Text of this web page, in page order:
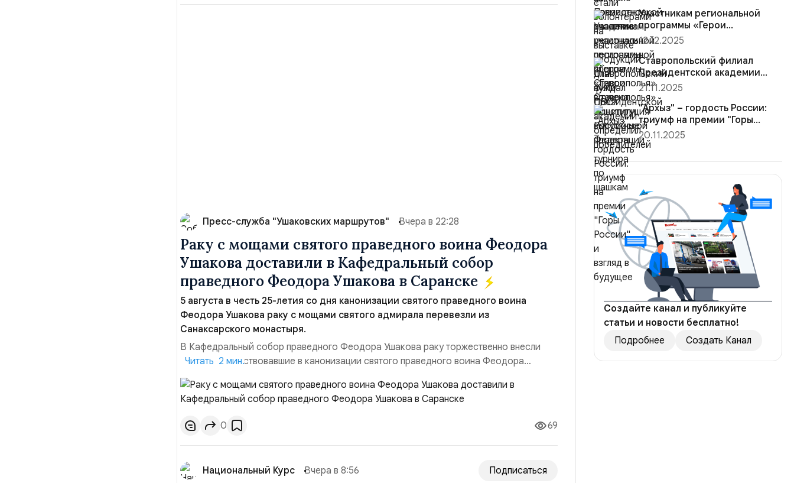
Пресс-служба "Ушаковских маршрутов" Вчера в 22:28
Раку с мощами святого праведного воина Феодора
Ушакова доставили в Кафедральный собор
праведного Феодора Ушакова в Саранске
5 августа в честь 25-летия со дня канонизации святого праведного воина
Феодора Ушакова раку с мощами святого адмирала перевезли из
Санаксарского монастыря.
В Кафедральный собор праведного Феодора Ушакова раку торжественно внесли
адмиралы, участвовавшие в канонизации святого праведного воина Феодора
Ушакова 25 лет назад:Адмирал Владимир Прокофьевич Валуев, командующий
Балтийским флотом ВМФ России (2001–2006 гг.);Адмирал Владимир Петрович
Комоедов, командующий Черноморским флотом ВМФ России (1998–2002 г...
Читать 2 мин.
0 69
Национальный Курс Вчера в 8:56 Подписаться
Участникам региональной
программы «Герои
Ставрополья» вручена
Конституция Ро...
12.12.2025
Ставропольский филиал
Президентской академии
определил победителей
турнира ...
21.11.2025
"Архыз" – гордость России:
триумф на премии "Горы
России"...
20.11.2025
Создайте канал и публикуйте
статьи и новости бесплатно!
Подробнее
Создать Канал